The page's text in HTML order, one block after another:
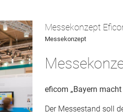
Messekonzept
Messekonzept
eficom „Bayern
Der Messestand soll